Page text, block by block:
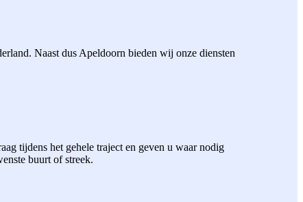
Naast dus Apeldoorn bieden wij onze diensten
tijdens het gehele traject en geven u waar nodig
buurt of streek.